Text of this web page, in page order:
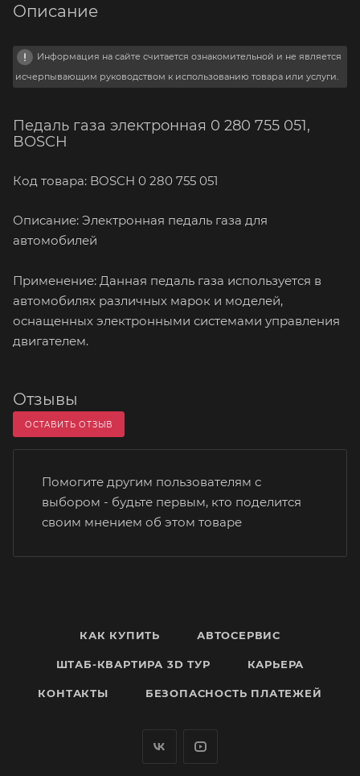
Описание
Информация на сайте считается ознакомительной и не является
исчерпывающим руководством к использованию товара или услуги.
Педаль газа электронная 0 280 755 051,
BOSCH
Код товара: BOSCH 0 280 755 051
Описание: Электронная педаль газа для
автомобилей
Применение: Данная педаль газа используется в
автомобилях различных марок и моделей,
оснащенных электронными системами управления
двигателем.
Отзывы
ОСТАВИТЬ ОТЗЫВ
Помогите другим пользователям с
выбором - будьте первым, кто поделится
своим мнением об этом товаре
КАК КУПИТЬ АВТОСЕРВИС
ШТАБ-КВАРТИРА 3D ТУР КАРЬЕРА
КОНТАКТЫ БЕЗОПАСНОСТЬ ПЛАТЕЖЕЙ